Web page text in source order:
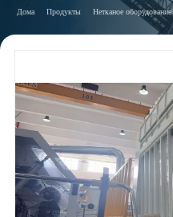
Дома Продукты Нетканое оборудование